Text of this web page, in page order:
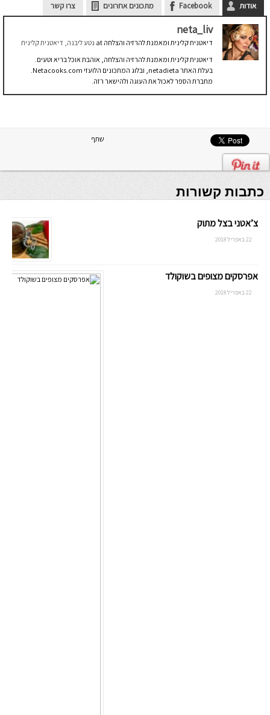
אודות Facebook מתכונים אחרונים צרו קשר
neta_liv
דיאטנית קלינית ומאמנת להרזיה והצלחה
נטע ליבנה, דיאטנית קלינית
דיאטנית קלינית ומאמנת להרזיה והצלחה, אוהבת אוכל בריא וטעים.
בעלת האתר netadieta, ובלוג המתכונים הלועזי Netacooks.com.
מחברת הספר לאכול את העוגה ולהישאר רזה.
שתף
כתבות קשורות
צ’אטני בצל מתוק
22 באפריל 2018
אפרסקים מצופים בשוקולד
22 באפריל 2018